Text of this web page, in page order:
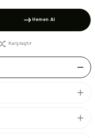
Hemen Al
Karşılaştır